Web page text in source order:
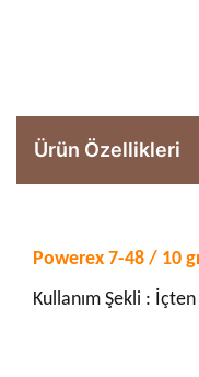
Ürün Özellikleri
Powerex 7-48 / 10
Kullanım Şekli :